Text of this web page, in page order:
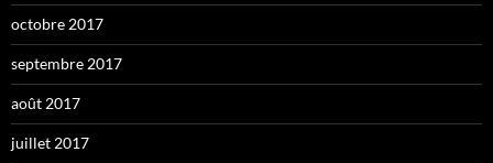
octobre 2017
septembre 2017
août 2017
juillet 2017